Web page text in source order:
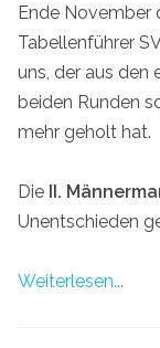
Ende November
Tabellenführer
uns, der aus den
beiden Runden
mehr geholt hat.
Die II.
Unentschieden
Weiterlesen...